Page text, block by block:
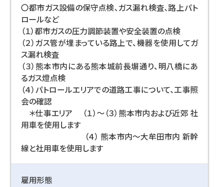
〇都市ガス設備の保守点検、ガス漏れ検査、路上パト
ロールなど
（１）都市ガスの圧力調節装置や安全装置の点検
（２）ガス管が埋まっている路上で、機器を使用してガ
ス漏れ検査
（３）熊本市内にある熊本城前長塀通り、明八橋にあ
るガス燈点検
（４）パトロールエリアでの道路工事について、工事照
会の確認
＊仕事エリア （１）〜（３）熊本市内および近郊 社
用車を使用します
（４） 熊本市内〜大牟田市内 新幹
線と社用車を使用します
雇用形態